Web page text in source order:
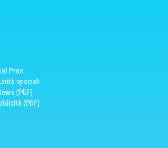
Pros
speciali
(PDF)
(PDF)